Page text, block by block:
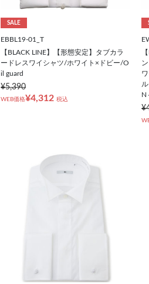
SALE
EBBL19-01_T
【BLACK LINE】【形態安定】タブカラ
ードレスワイシャツ/ホワイト×ドビー/O
il guard
¥5,390
WEB価格¥4,312 税込
N